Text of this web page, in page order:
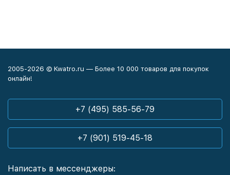
2005-2026 © Kwatro.ru — Более 10 000 товаров для покупок
онлайн!
+7 (495) 585-56-79
+7 (901) 519-45-18
Написать в мессенджеры: